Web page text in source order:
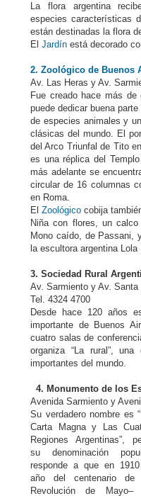
La flora argentina
especies características
están destinadas la flora
El Jardín está decorado
2. Zoológico de Buenos
Av. Las Heras y Av.
Fue creado hace más
puede dedicar buena
de especies animales y
clásicas del mundo. El
del Arco Triunfal de Tito
es una réplica del
más adelante se
circular de 16 columnas
en Roma.
El Zoológico cobija
Niña con flores, un
Mono caído, de Passani,
la escultora argentina Lola
3. Sociedad Rural
Av. Sarmiento y Av. Santa
Tel. 4324 4700
Desde hace 120 años
importante de Buenos
cuatro salas de
organiza “La rural”,
importantes del mundo.
4. Monumento de los
Avenida Sarmiento y
Su verdadero nombre es
Carta Magna y Las
Regiones Argentinas”,
su denominación
responde a que en
año del centenario de
Revolución de Mayo–